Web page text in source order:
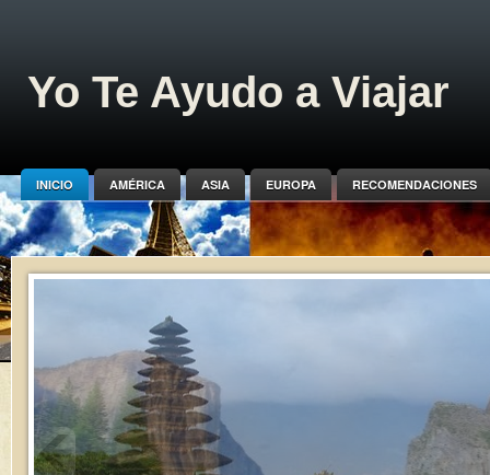
Yo Te Ayudo a Viajar
INICIO AMÉRICA ASIA EUROPA RECOMENDACIONES